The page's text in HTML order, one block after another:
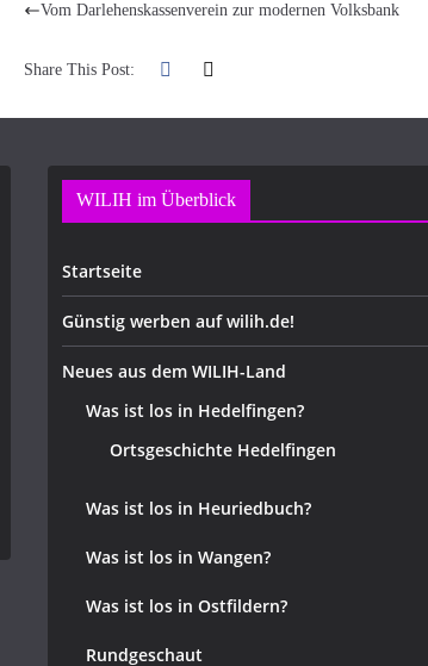
Vom Darlehenskassenverein zur modernen Volksbank
Share This Post:
WILIH im Überblick
Startseite
Günstig werben auf wilih.de!
Neues aus dem WILIH-Land
Was ist los in Hedelfingen?
Ortsgeschichte Hedelfingen
Was ist los in Heuriedbuch?
Was ist los in Wangen?
Was ist los in Ostfildern?
Rundgeschaut